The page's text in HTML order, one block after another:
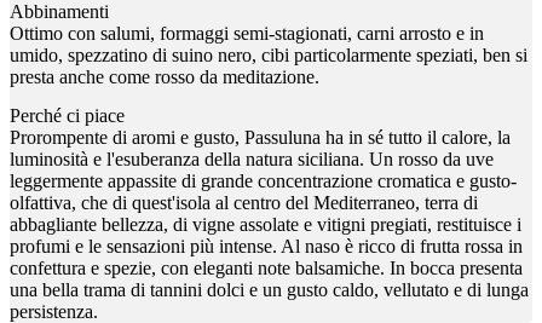
Abbinamenti
Ottimo con salumi, formaggi semi-stagionati, carni arrosto e in
umido, spezzatino di suino nero, cibi particolarmente speziati, ben si
presta anche come rosso da meditazione.
Perché ci piace
Prorompente di aromi e gusto, Passuluna ha in sé tutto il calore, la
luminosità e l'esuberanza della natura siciliana. Un rosso da uve
leggermente appassite di grande concentrazione cromatica e gusto-
olfattiva, che di quest'isola al centro del Mediterraneo, terra di
abbagliante bellezza, di vigne assolate e vitigni pregiati, restituisce i
profumi e le sensazioni più intense. Al naso è ricco di frutta rossa in
confettura e spezie, con eleganti note balsamiche. In bocca presenta
una bella trama di tannini dolci e un gusto caldo, vellutato e di lunga
persistenza.